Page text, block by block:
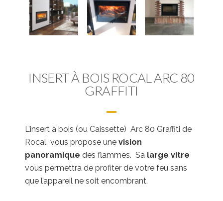
INSERT À BOIS ROCAL ARC 80
GRAFFITI
L’insert à bois (ou Caissette) Arc 80 Graffiti de
Rocal vous propose une vision
panoramique des flammes. Sa large vitre
vous permettra de profiter de votre feu sans
que l’appareil ne soit encombrant.